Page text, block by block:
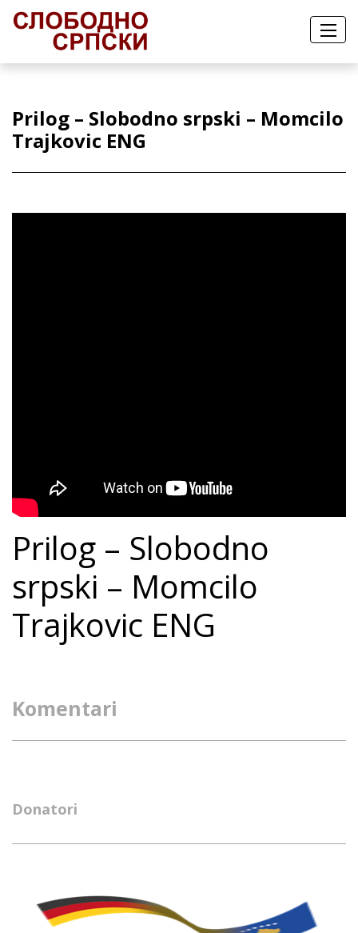
Prilog – Slobodno srpski – Momcilo
Trajkovic ENG
Prilog – Slobodno
srpski – Momcilo
Trajkovic ENG
Komentari
Donatori